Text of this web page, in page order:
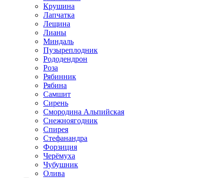
Крушина
Лапчатка
Лещина
Лианы
Миндаль
Пузыреплодник
Рододендрон
Роза
Рябинник
Рябина
Самшит
Сирень
Смородина Альпийская
Снежноягодник
Спирея
Стефанандра
Форзиция
Черёмуха
Чубушник
Олива